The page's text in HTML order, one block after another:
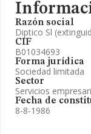
Razón social
Diptico Sl
CIF
B01034693
Forma jurídica
Sociedad limitada
Sector
Servicios
Fecha de
8-8-1986